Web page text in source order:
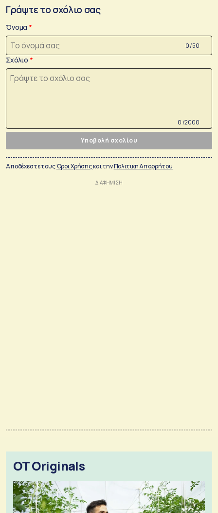
Γράψτε το σχόλιο σας
Όνομα
0 /50
Σχόλιο
0 /2000
Υποβολή σχολίου
Αποδέχεστε τουςΌροι Χρήσηςκαι τηνΠολιτικη Απορρήτου
OT Originals